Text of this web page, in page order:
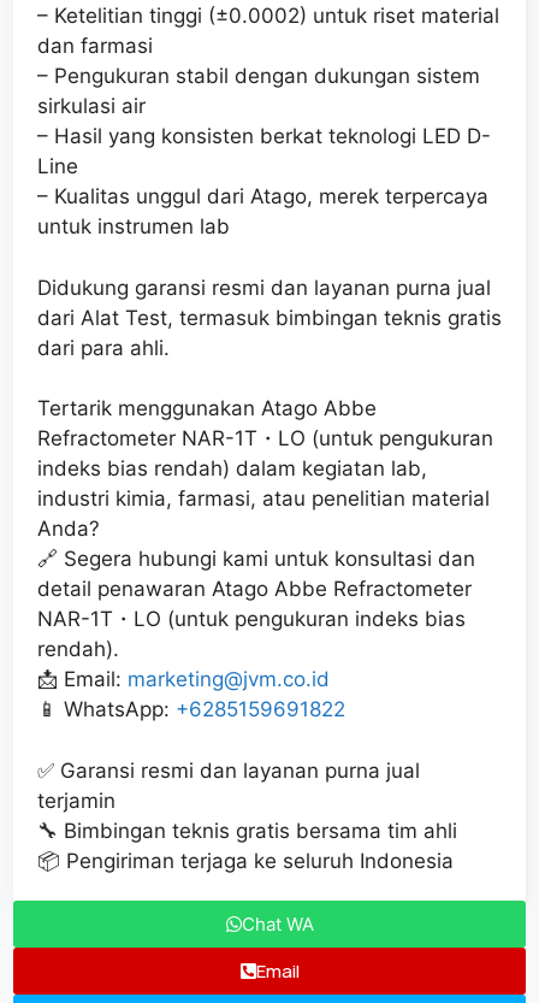
– Ketelitian tinggi (±0.0002) untuk riset material
dan farmasi
– Pengukuran stabil dengan dukungan sistem
sirkulasi air
– Hasil yang konsisten berkat teknologi LED D-
Line
– Kualitas unggul dari Atago, merek terpercaya
untuk instrumen lab
Didukung garansi resmi dan layanan purna jual
dari Alat Test, termasuk bimbingan teknis gratis
dari para ahli.
Tertarik menggunakan Atago Abbe
Refractometer NAR-1T・LO (untuk pengukuran
indeks bias rendah) dalam kegiatan lab,
industri kimia, farmasi, atau penelitian material
Anda?
🔗 Segera hubungi kami untuk konsultasi dan
detail penawaran Atago Abbe Refractometer
NAR-1T・LO (untuk pengukuran indeks bias
rendah).
📩 Email: marketing@jvm.co.id
📱 WhatsApp: +6285159691822
✅ Garansi resmi dan layanan purna jual
terjamin
🔧 Bimbingan teknis gratis bersama tim ahli
📦 Pengiriman terjaga ke seluruh Indonesia
Chat WA
Email